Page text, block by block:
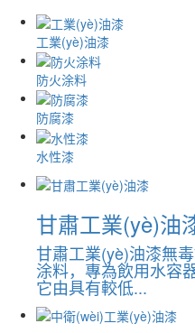
工業(yè)油漆
防火涂料
防腐漆
水性漆
甘肅工業(yè)油
甘肅工業(yè)油漆無
涂料，專為飲用水容
它由具有較低...